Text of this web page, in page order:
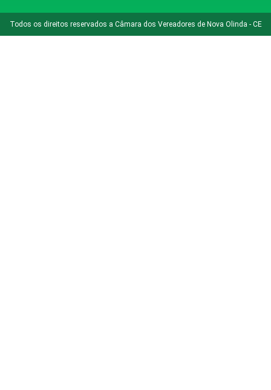
Todos os direitos reservados a Câmara dos Vereadores de Nova Olinda - CE